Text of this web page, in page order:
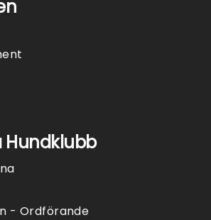
Hundklubb
- Ordförande